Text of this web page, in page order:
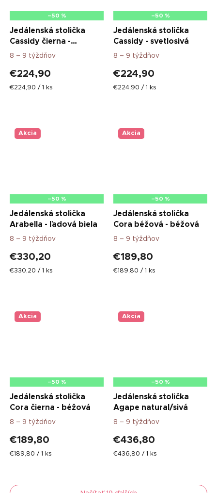
–50 %
Jedálenská stolička
Cassidy čierna -
svetlosivá
8 – 9 týždňov
€224,90
Jednotková
€224,90 / 1 ks
–50 %
Jedálenská stolička
Cassidy - svetlosivá
8 – 9 týždňov
€224,90
Jednotková
€224,90 / 1 ks
Akcia
–50 %
Jedálenská stolička
Arabella - ľadová biela
8 – 9 týždňov
€330,20
Jednotková
€330,20 / 1 ks
Akcia
–50 %
Jedálenská stolička
Cora béžová - béžová
8 – 9 týždňov
€189,80
Jednotková
€189,80 / 1 ks
Akcia
–50 %
Jedálenská stolička
Cora čierna - béžová
8 – 9 týždňov
€189,80
Jednotková
€189,80 / 1 ks
Akcia
–50 %
Jedálenská stolička
Agape natural/sivá
8 – 9 týždňov
€436,80
Jednotková
€436,80 / 1 ks